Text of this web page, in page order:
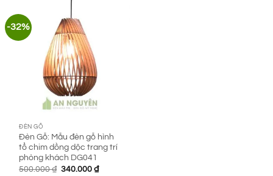
-32%
ĐÈN GỖ
Đèn Gỗ: Mẫu đèn gỗ hình
tổ chim dồng dộc trang trí
phòng khách DG041
500.000₫ Giá
340.000₫Giá